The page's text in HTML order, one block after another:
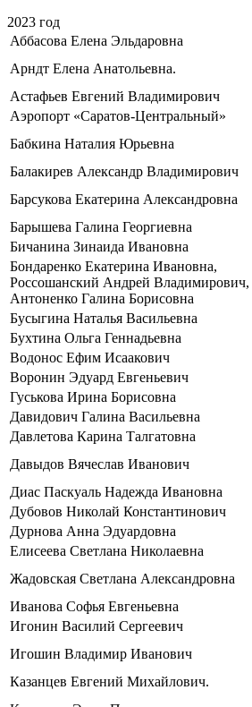
2023 год
Аббасова Елена Эльдаровна
Арндт Елена Анатольевна.
Астафьев Евгений Владимирович
Аэропорт «Саратов-Центральный»
Бабкина Наталия Юрьевна
Балакирев Александр Владимирович
Барсукова Екатерина Александровна
Барышева Галина Георгиевна
Бичанина Зинаида Ивановна
Бондаренко Екатерина Ивановна,
Россошанский Андрей Владимирович,
Антоненко Галина Борисовна
Бусыгина Наталья Васильевна
Бухтина Ольга Геннадьевна
Водонос Ефим Исаакович
Воронин Эдуард Евгеньевич
Гуськова Ирина Борисовна
Давидович Галина Васильевна
Давлетова Карина Талгатовна
Давыдов Вячеслав Иванович
Диас Паскуаль Надежда Ивановна
Дубовов Николай Константинович
Дурнова Анна Эдуардовна
Елисеева Светлана Николаевна
Жадовская Светлана Александровна
Иванова Софья Евгеньевна
Игонин Василий Сергеевич
Игошин Владимир Иванович
Казанцев Евгений Михайлович.